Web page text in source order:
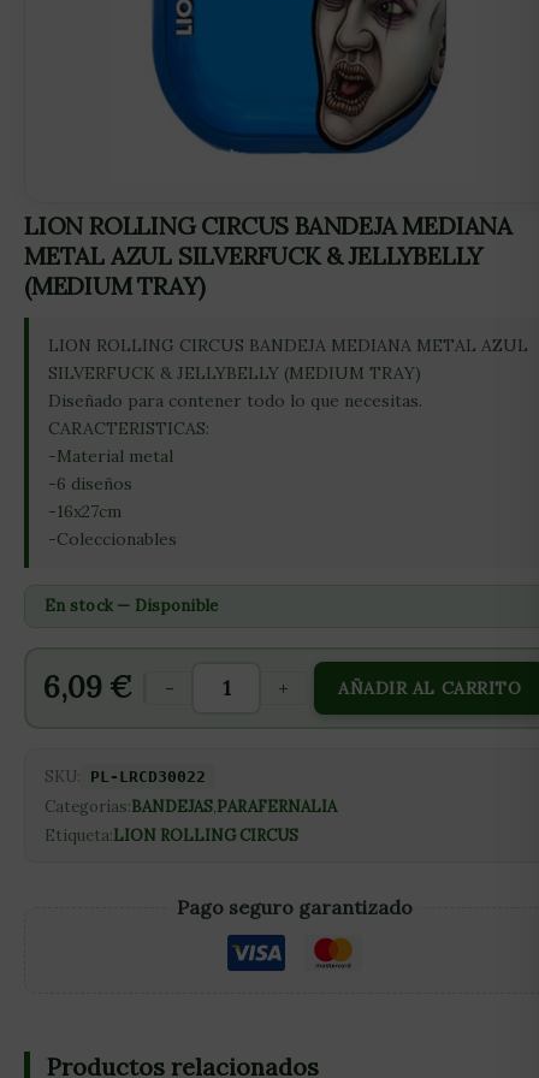
LION ROLLING CIRCUS BANDEJA MEDIANA
METAL AZUL SILVERFUCK & JELLYBELLY
(MEDIUM TRAY)
LION ROLLING CIRCUS BANDEJA MEDIANA METAL AZUL
SILVERFUCK & JELLYBELLY (MEDIUM TRAY)
Diseñado para contener todo lo que necesitas.
CARACTERISTICAS:
-Material metal
-6 diseños
-16x27cm
-Coleccionables
En stock — Disponible
6,09 € - + AÑADIR AL CARRITO
SKU: PL-LRCD30022
Categorías:BANDEJAS,PARAFERNALIA
Etiqueta:LION ROLLING CIRCUS
Pago seguro garantizado
Productos relacionados